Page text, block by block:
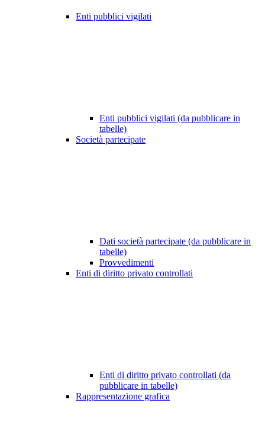
Enti pubblici vigilati
Enti pubblici vigilati (da pubblicare in
tabelle)
Società partecipate
Dati società partecipate (da pubblicare in
tabelle)
Provvedimenti
Enti di diritto privato controllati
Enti di diritto privato controllati (da
pubblicare in tabelle)
Rappresentazione grafica